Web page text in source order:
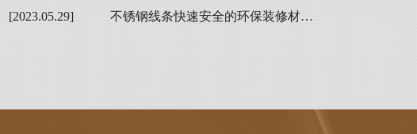
[2023.05.29]
不锈钢线条快速安全的环保装修材…